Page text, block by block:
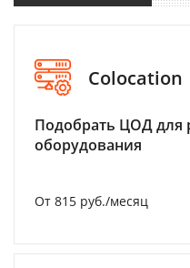
Colocation
Подобрать ЦОД для
оборудования
От 815 руб./месяц